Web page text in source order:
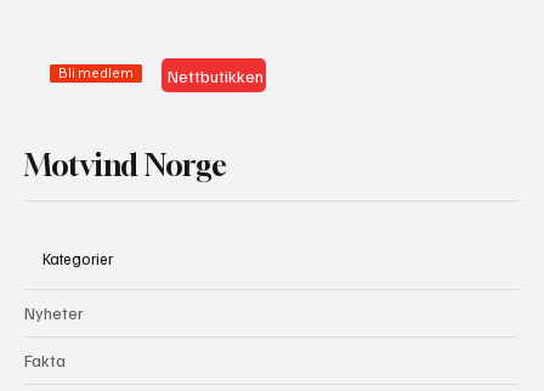
Bli medlem Nettbutikken
Motvind Norge
Kategorier
Nyheter
Fakta